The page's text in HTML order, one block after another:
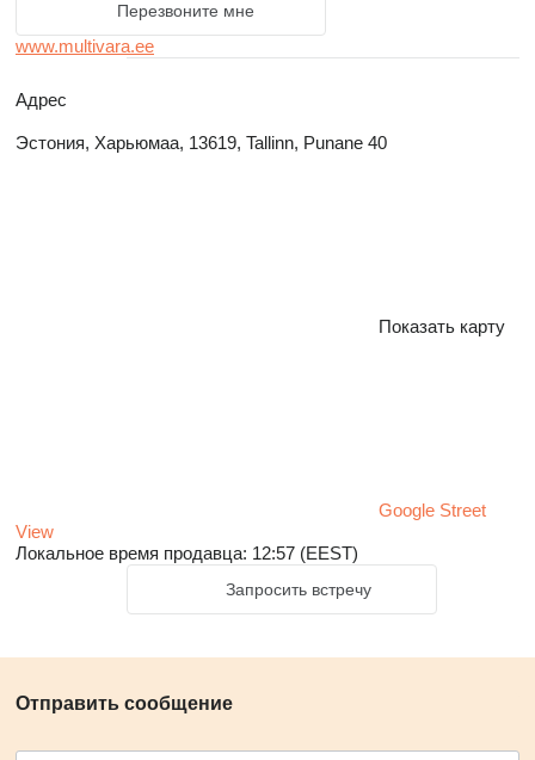
Перезвоните мне
www.multivara.ee
Адрес
Эстония, Харьюмаа, 13619, Tallinn, Punane 40
Показать карту
Google Street
View
Локальное время продавца: 12:57 (EEST)
Запросить встречу
Отправить сообщение